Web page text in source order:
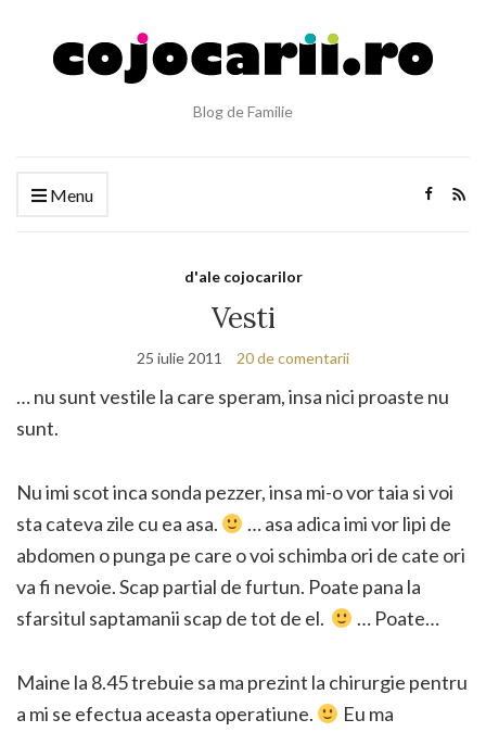
Blog de Familie
Menu
d'ale cojocarilor
Vesti
25 iulie 2011 20 de comentarii
… nu sunt vestile la care speram, insa nici proaste nu
sunt.
Nu imi scot inca sonda pezzer, insa mi-o vor taia si voi
sta cateva zile cu ea asa.
… asa adica imi vor lipi de
abdomen o punga pe care o voi schimba ori de cate ori
va fi nevoie. Scap partial de furtun. Poate pana la
sfarsitul saptamanii scap de tot de el.
… Poate…
Maine la 8.45 trebuie sa ma prezint la chirurgie pentru
a mi se efectua aceasta operatiune.
Eu ma